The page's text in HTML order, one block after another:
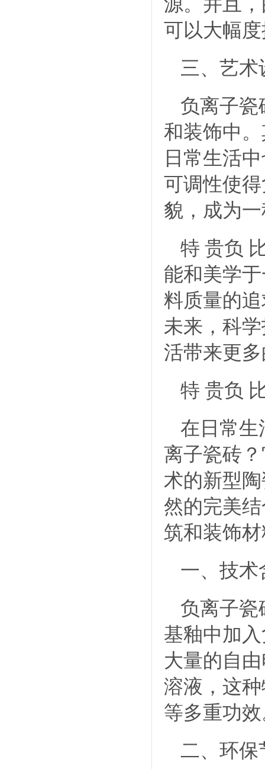
可以大幅
三、艺术
负离子瓷
和装饰中
日常生活
可调性使
貌，成为
特 贵负
能和美学
料质量的
未来，科
活带来更
特 贵负
在日常生
离子瓷砖
术的新型
然的完美
筑和装饰
一、技术
负离子瓷
基釉中加
大量的自
溶液，这
等多重功
二、环保